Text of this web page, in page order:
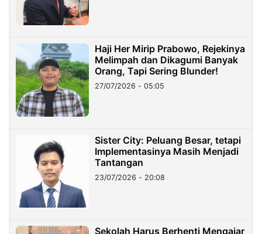
Haji Her Mirip Prabowo, Rejekinya
Melimpah dan Dikagumi Banyak
Orang, Tapi Sering Blunder!
27/07/2026 - 05:05
Sister City: Peluang Besar, tetapi
Implementasinya Masih Menjadi
Tantangan
23/07/2026 - 20:08
Sekolah Harus Berhenti Mengajar